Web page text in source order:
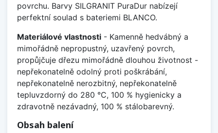
povrchu. Barvy SILGRANIT PuraDur nabízejí
perfektní soulad s bateriemi BLANCO.
Materiálové vlastnosti - Kamenně hedvábný a
mimořádně nepropustný, uzavřený povrch,
propůjčuje dřezu mimořádně dlouhou životnost -
nepřekonatelně odolný proti poškrábání,
nepřekonatelně nerozbitný, nepřekonatelně
tepluvzdorný do 280 °C, 100 % hygienicky a
zdravotně nezávadný, 100 % stálobarevný.
Obsah balení